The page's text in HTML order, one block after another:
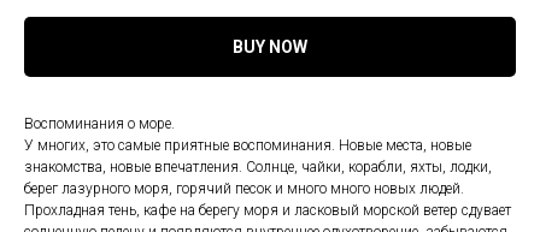
BUY NOW
Воспоминания о море.
У многих, это самые приятные воспоминания. Новые места, новые
знакомства, новые впечатления. Солнце, чайки, корабли, яхты, лодки,
берег лазурного моря, горячий песок и много много новых людей.
Прохладная тень, кафе на берегу моря и ласковый морской ветер сдувает